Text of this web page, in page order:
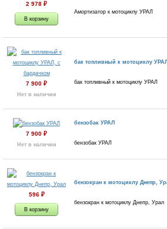
2 978 ₽
Амортизатор к мотоциклу УРАЛ
7 900 ₽
Нет в наличии
бак топливный к мотоциклу
бак топливный к мотоциклу УРАЛ
7 900 ₽
Нет в наличии
бензобак УРАЛ
бензобак УРАЛ
596 ₽
бензокран к мотоциклу Днепр,
бензокран к мотоциклу Днепр, Урал